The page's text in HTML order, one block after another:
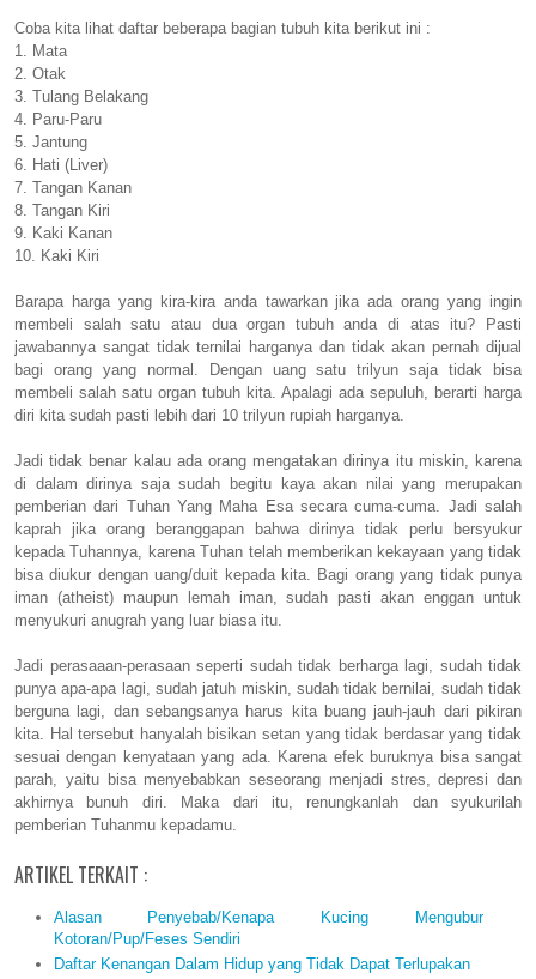
Coba kita lihat daftar beberapa bagian tubuh kita berikut ini :
1. Mata
2. Otak
3. Tulang Belakang
4. Paru-Paru
5. Jantung
6. Hati (Liver)
7. Tangan Kanan
8. Tangan Kiri
9. Kaki Kanan
10. Kaki Kiri
Barapa harga yang kira-kira anda tawarkan jika ada orang yang ingin
membeli salah satu atau dua organ tubuh anda di atas itu? Pasti
jawabannya sangat tidak ternilai harganya dan tidak akan pernah dijual
bagi orang yang normal. Dengan uang satu trilyun saja tidak bisa
membeli salah satu organ tubuh kita. Apalagi ada sepuluh, berarti harga
diri kita sudah pasti lebih dari 10 trilyun rupiah harganya.
Jadi tidak benar kalau ada orang mengatakan dirinya itu miskin, karena
di dalam dirinya saja sudah begitu kaya akan nilai yang merupakan
pemberian dari Tuhan Yang Maha Esa secara cuma-cuma. Jadi salah
kaprah jika orang beranggapan bahwa dirinya tidak perlu bersyukur
kepada Tuhannya, karena Tuhan telah memberikan kekayaan yang tidak
bisa diukur dengan uang/duit kepada kita. Bagi orang yang tidak punya
iman (atheist) maupun lemah iman, sudah pasti akan enggan untuk
menyukuri anugrah yang luar biasa itu.
Jadi perasaaan-perasaan seperti sudah tidak berharga lagi, sudah tidak
punya apa-apa lagi, sudah jatuh miskin, sudah tidak bernilai, sudah tidak
berguna lagi, dan sebangsanya harus kita buang jauh-jauh dari pikiran
kita. Hal tersebut hanyalah bisikan setan yang tidak berdasar yang tidak
sesuai dengan kenyataan yang ada. Karena efek buruknya bisa sangat
parah, yaitu bisa menyebabkan seseorang menjadi stres, depresi dan
akhirnya bunuh diri. Maka dari itu, renungkanlah dan syukurilah
pemberian Tuhanmu kepadamu.
ARTIKEL TERKAIT :
Alasan Penyebab/Kenapa Kucing Mengubur
Kotoran/Pup/Feses Sendiri
Daftar Kenangan Dalam Hidup yang Tidak Dapat Terlupakan